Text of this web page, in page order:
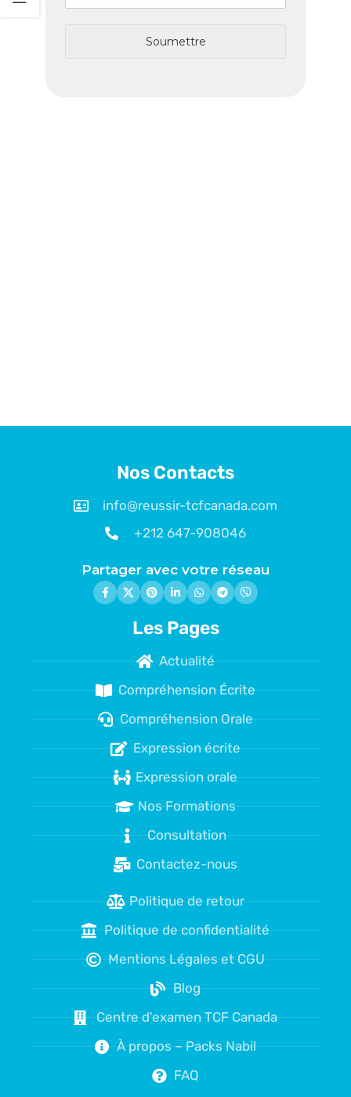
Soumettre
Nos Contacts
info@reussir-tcfcanada.com
+212 647-908046
Partager avec votre réseau
Les Pages
Actualité
Compréhension Écrite
Compréhension Orale
Expression écrite
Expression orale
Nos Formations
Consultation
Contactez-nous
Politique de retour
Politique de confidentialité
Mentions Légales et CGU
Blog
Centre d'examen TCF Canada
À propos – Packs Nabil
FAQ